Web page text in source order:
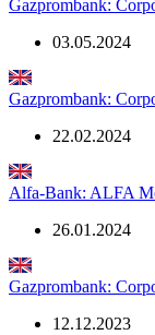
Gazprombank:
03.05.2024
Gazprombank:
22.02.2024
Alfa-Bank: ALFA
26.01.2024
Gazprombank:
12.12.2023